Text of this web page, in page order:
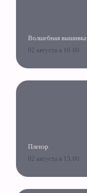
Волшебная вышивка
02 августа в 16:00
Пленэр
02 августа в 15:00